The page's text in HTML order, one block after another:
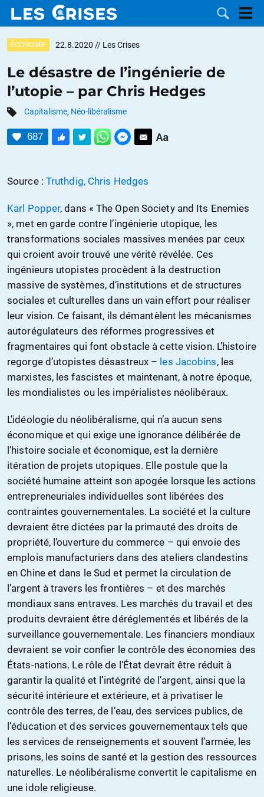
DOSSIERS
CATÉGORIES
CONTACTER
FAIRE UN
ÉCONOMIE 22.8.2020 // Les Crises
Le désastre de l’ingénierie de
l’utopie – par Chris Hedges
Capitalisme, Néo-libéralisme
687
Source : Truthdig, Chris Hedges
Karl Popper, dans « The Open Society and Its Enemies
», met en garde contre l’ingénierie utopique, les
transformations sociales massives menées par ceux
qui croient avoir trouvé une vérité révélée. Ces
ingénieurs utopistes procèdent à la destruction
massive de systèmes, d’institutions et de structures
sociales et culturelles dans un vain effort pour réaliser
leur vision. Ce faisant, ils démantèlent les mécanismes
autorégulateurs des réformes progressives et
fragmentaires qui font obstacle à cette vision. L’histoire
regorge d’utopistes désastreux – les Jacobins, les
marxistes, les fascistes et maintenant, à notre époque,
les mondialistes ou les impérialistes néolibéraux.
L’idéologie du néolibéralisme, qui n’a aucun sens
économique et qui exige une ignorance délibérée de
l’histoire sociale et économique, est la dernière
itération de projets utopiques. Elle postule que la
société humaine atteint son apogée lorsque les actions
entrepreneuriales individuelles sont libérées des
contraintes gouvernementales. La société et la culture
devraient être dictées par la primauté des droits de
propriété, l’ouverture du commerce – qui envoie des
emplois manufacturiers dans des ateliers clandestins
en Chine et dans le Sud et permet la circulation de
l’argent à travers les frontières – et des marchés
mondiaux sans entraves. Les marchés du travail et des
produits devraient être déréglementés et libérés de la
surveillance gouvernementale. Les financiers mondiaux
devraient se voir confier le contrôle des économies des
États-nations. Le rôle de l’État devrait être réduit à
garantir la qualité et l’intégrité de l’argent, ainsi que la
sécurité intérieure et extérieure, et à privatiser le
contrôle des terres, de l’eau, des services publics, de
l’éducation et des services gouvernementaux tels que
les services de renseignements et souvent l’armée, les
prisons, les soins de santé et la gestion des ressources
naturelles. Le néolibéralisme convertit le capitalisme en
une idole religieuse.